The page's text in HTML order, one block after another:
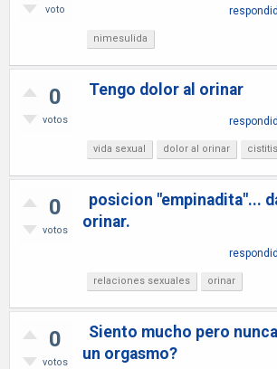
voto
nimesulida
0
votos
Tengo dolor al orinar
vida sexual dolor al orinar cistitis
0
votos
posicion "empinadita"...
orinar.
relaciones sexuales orinar
0
votos
Siento mucho pero
un orgasmo?